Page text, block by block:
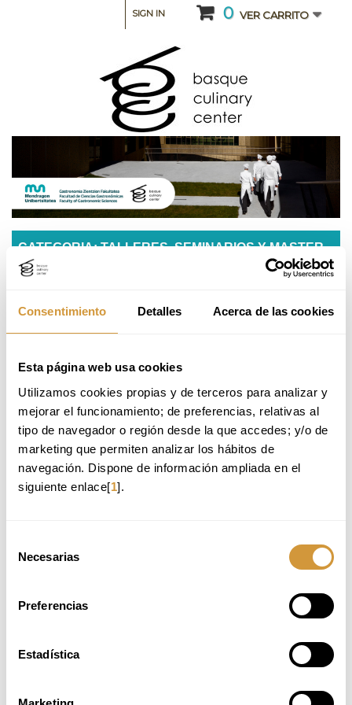
Consentimiento Detalles Acerca de las cookies
Esta página web usa cookies
Utilizamos cookies propias y de terceros para analizar y
mejorar el funcionamiento; de preferencias, relativas al
tipo de navegador o región desde la que accedes; y/o de
marketing que permiten analizar los hábitos de
navegación. Dispone de información ampliada en el
siguiente enlace[1].
Necesarias
Preferencias
Estadística
0 VER CARRITO
SIGN IN
CATEGORIA: TALLERES, SEMINARIOS Y MASTER
CLASS
Ikastaroa %100 gaztelaniaz ematen da. Mesedez, kontsultatu
Volver a Oferta Formativa
TE RECOMENDAMOS:
CURSO INTENSIVO DE LA PARRILLA_1ª
CURSO INTENSIVO DE CARNES_ 3ª EDICIÓN_2026
CURSO INTENSIVO DE FORMULACIÓN DE
HELADOS_1ª EDICIÓN_2026 (ONLINE)